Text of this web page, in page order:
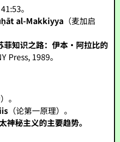
。
al-Makkiyya （麦加启
菲知识之路：伊本·阿拉比的
Press, 1989。
。
（论第一原理）。
神秘主义的主要趋势。